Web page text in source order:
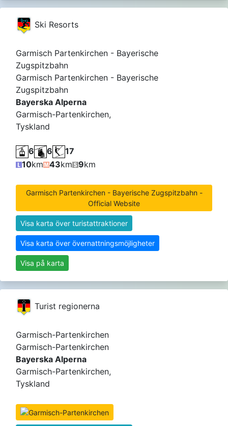
Ski Resorts
Garmisch Partenkirchen - Bayerische
Zugspitzbahn
Garmisch Partenkirchen - Bayerische
Zugspitzbahn
Bayerska Alperna
Garmisch-Partenkirchen,
Tyskland
6 6
17
10km 43km 9km
Garmisch Partenkirchen - Bayerische Zugspitzbahn -
Official Website
Visa karta över turistattraktioner
Visa karta över övernattningsmöjligheter
Visa på karta
Turist regionerna
Garmisch-Partenkirchen
Garmisch-Partenkirchen
Bayerska Alperna
Garmisch-Partenkirchen,
Tyskland